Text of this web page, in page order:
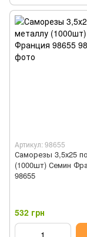
Артикул: 98655
Саморезы 3,5х25
(1000шт) Семин
98655
532 грн